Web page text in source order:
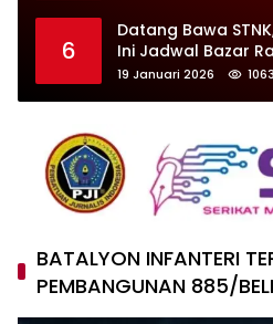
6
Datang Bawa
Ini Jadwal Bazar
19 Januari 2026
BATALYON INFANTERI
PEMBANGUNAN 885/